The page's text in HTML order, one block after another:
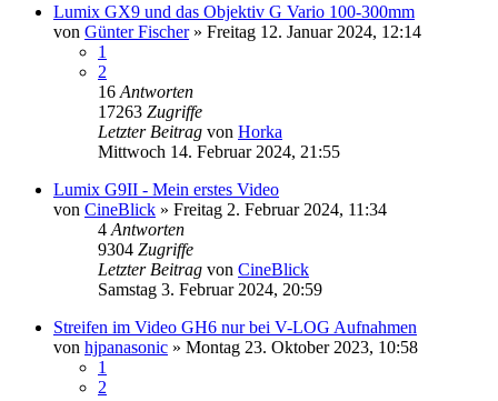
Lumix GX9 und das Objektiv G Vario 100-300mm
von Günter Fischer» Freitag 12. Januar 2024, 12:14
1
2
16 Antworten
17263 Zugriffe
Letzter Beitrag von Horka
Mittwoch 14. Februar 2024, 21:55
Lumix G9II - Mein erstes Video
von CineBlick » Freitag 2. Februar 2024, 11:34
4 Antworten
9304 Zugriffe
Letzter Beitrag von CineBlick
Samstag 3. Februar 2024, 20:59
Streifen im Video GH6 nur bei V-LOG Aufnahmen
von hjpanasonic » Montag 23. Oktober 2023, 10:58
1
2